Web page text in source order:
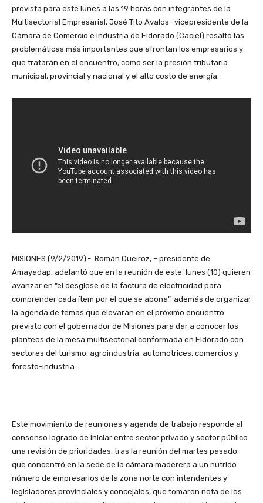
prevista para este lunes a las 19 horas con integrantes de la
Multisectorial Empresarial, José Tito Avalos- vicepresidente de la
Cámara de Comercio e Industria de Eldorado (Caciel) resaltó las
problemáticas más importantes que afrontan los empresarios y
que tratarán en el encuentro, como ser la presión tributaria
municipal, provincial y nacional y el alto costo de energía.
MISIONES (9/2/2019).- Román Queiroz, – presidente de
Amayadap, adelantó que en la reunión de este lunes (10) quieren
avanzar en “el desglose de la factura de electricidad para
comprender cada ítem por el que se abona”, además de organizar
la agenda de temas que elevarán en el próximo encuentro
previsto con el gobernador de Misiones para dar a conocer los
planteos de la mesa multisectorial conformada en Eldorado con
sectores del turismo, agroindustria, automotrices, comercios y
foresto-industria.
Este movimiento de reuniones y agenda de trabajo responde al
consenso logrado de iniciar entre sector privado y sector público
una revisión de prioridades, tras la reunión del martes pasado,
que concentró en la sede de la cámara maderera a un nutrido
número de empresarios de la zona norte con intendentes y
legisladores provinciales y concejales, que tomaron nota de los